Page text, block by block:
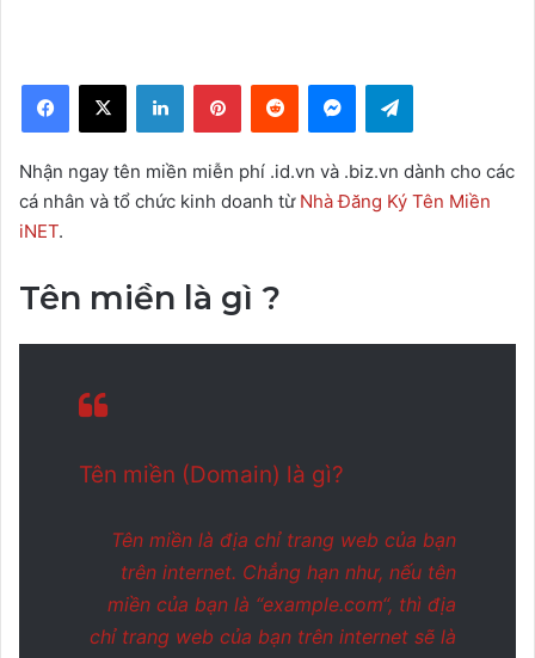
Facebook
X LinkedInPinterestReddit MessengerTelegram
Nhận ngay tên miền miễn phí .id.vn và .biz.vn dành cho các
cá nhân và tổ chức kinh doanh từ Nhà Đăng Ký Tên Miền
iNET.
Tên miền là gì ?
Tên miền (Domain) là gì?
Tên miền là địa chỉ trang web của bạn
trên internet. Chẳng hạn như, nếu tên
miền của bạn là “example.com“, thì địa
chỉ trang web của bạn trên internet sẽ là